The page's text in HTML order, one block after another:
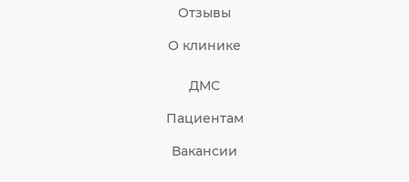
Отзывы
О клинике
ДМС
Пациентам
Вакансии